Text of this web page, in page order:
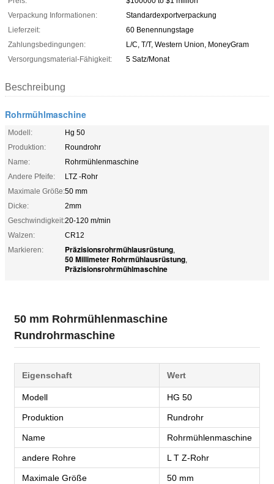
Verpackung Informationen:
Standardexportverpackung
Lieferzeit:
60 Benennungstage
Zahlungsbedingungen:
L/C, T/T, Western Union, MoneyGram
Versorgungsmaterial-Fähigkeit:
5 Satz/Monat
Beschreibung
Rohrmühlmaschine
Modell:
Hg 50
Produktion:
Roundrohr
Name:
Rohrmühlenmaschine
Andere Pfeife:
LTZ -Rohr
Maximale Größe:50 mm
Dicke:
2mm
Geschwindigkeit:20-120 m/min
Walzen:
CR12
Markieren:
Präzisionsrohrmühlausrüstung,
50 Millimeter Rohrmühlausrüstung,
Präzisionsrohrmühlmaschine
50 mm Rohrmühlenmaschine
Rundrohrmaschine
Eigenschaft Wert
Modell HG 50
Produktion Rundrohr
Name Rohrmühlenmaschine
andere Rohre L T Z-Rohr
Maximale Größe 50 mm